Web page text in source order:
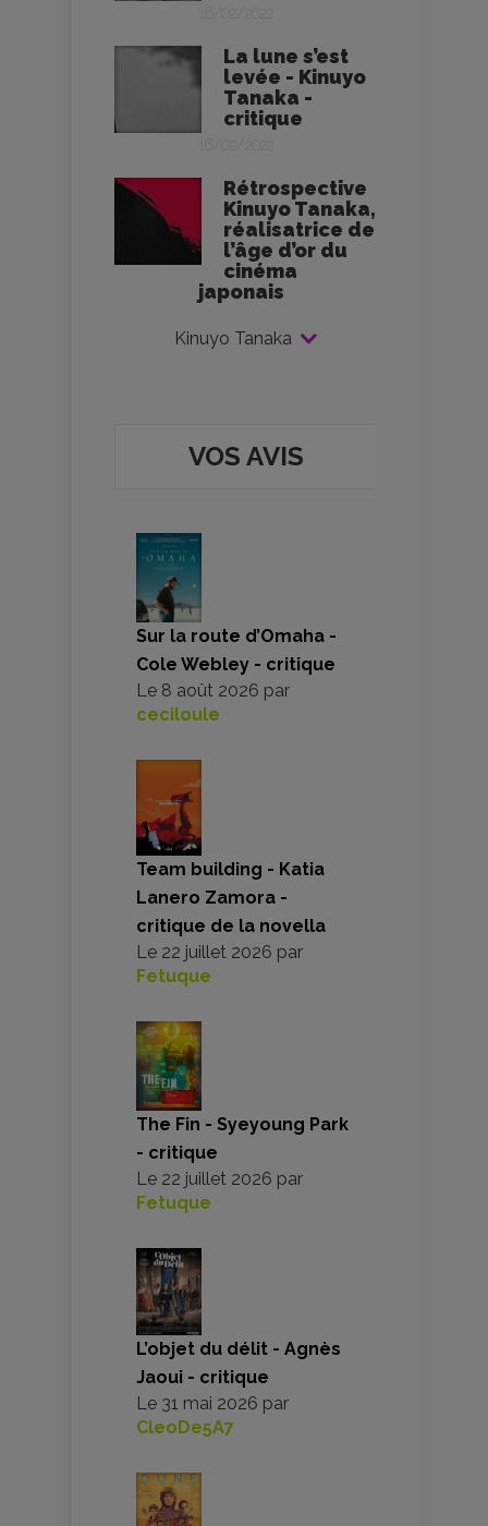
16/02/2022
La lune s’est
levée - Kinuyo
Tanaka -
critique
16/02/2022
Rétrospective
Kinuyo Tanaka,
réalisatrice de
l’âge d’or du
cinéma
japonais
Kinuyo Tanaka
VOS AVIS
Sur la route d’Omaha -
Cole Webley - critique
Le 8 août 2026 par
ceciloule
Team building - Katia
Lanero Zamora -
critique de la novella
Le 22 juillet 2026 par
Fetuque
The Fin - Syeyoung Park
- critique
Le 22 juillet 2026 par
Fetuque
L’objet du délit - Agnès
Jaoui - critique
Le 31 mai 2026 par
CleoDe5A7